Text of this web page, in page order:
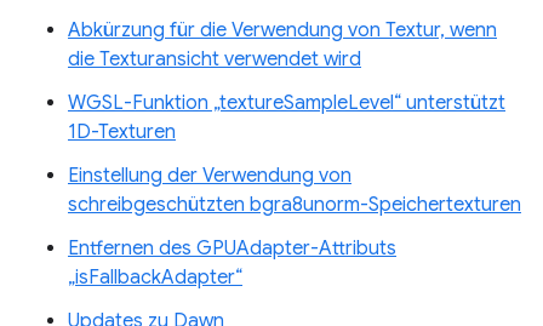
Abkürzung für die Verwendung von Textur, wenn
die Texturansicht verwendet wird
WGSL-Funktion „textureSampleLevel“ unterstützt
1D-Texturen
Einstellung der Verwendung von
schreibgeschützten bgra8unorm-Speichertexturen
Entfernen des GPUAdapter-Attributs
„isFallbackAdapter“
Updates zu Dawn